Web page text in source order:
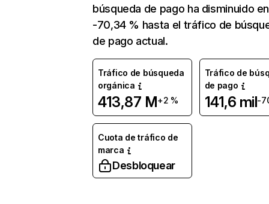
búsqueda de pago ha disminuido en
-70,34 % hasta el tráfico de
de pago actual.
Tráfico de búsqueda
orgánica
413,87 M+2 %
Tráfico de
de pago
141,6 mil-
Cuota de tráfico de
marca
Desbloquear